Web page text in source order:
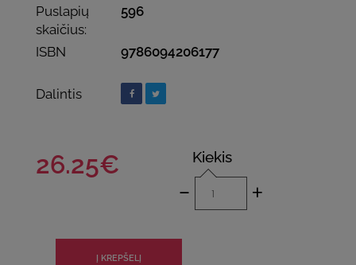
Puslapių
skaičius:
596
ISBN 9786094206177
Dalintis
26.25€ Kiekis
- +